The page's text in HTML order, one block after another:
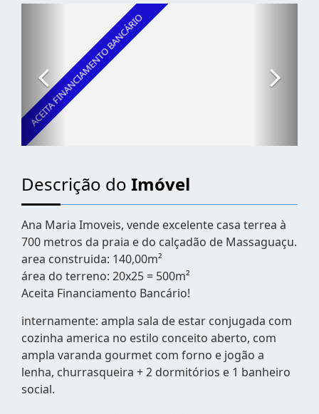
Descrição do Imóvel
Ana Maria Imoveis, vende excelente casa terrea à
700 metros da praia e do calçadão de Massaguaçu.
area construida: 140,00m²
área do terreno: 20x25 = 500m²
Aceita Financiamento Bancário!
internamente: ampla sala de estar conjugada com
cozinha america no estilo conceito aberto, com
ampla varanda gourmet com forno e jogão a
lenha, churrasqueira + 2 dormitórios e 1 banheiro
social.